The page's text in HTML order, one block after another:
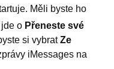
Měli byste ho
o Přeneste své
si vybratZe
iMessages na